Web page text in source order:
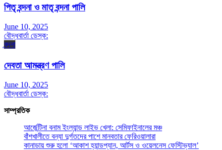
পিতৃ বন্দনা ও মাতৃ বন্দনা পালি
June 10, 2025
বৌদ্ধবার্তা ডেস্ক:
বন্দনা
দেবতা আমন্ত্রণ পালি
June 10, 2025
বৌদ্ধবার্তা ডেস্ক:
সাম্প্রতিক
আর্জেন্টিনা বনাম ইংল্যান্ড লাইভ খেলা: সেমিফাইনালের মঞ্চ
বাঁশখালীতে বন্যা দুর্গতদের পাশে মানবতার ফেরিওয়ালারা
কানাডায় শুরু হলো ‘আকাশ হ্যান্ডপ্যান, আর্টস ও ওয়েলনেস ফেস্টিভ্যাল’